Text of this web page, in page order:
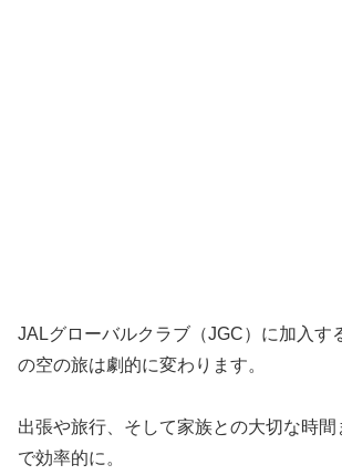
JALグローバルクラブ（JGC）に加入す
の空の旅は劇的に変わります。
出張や旅行、そして家族との大切な時
で効率的に。